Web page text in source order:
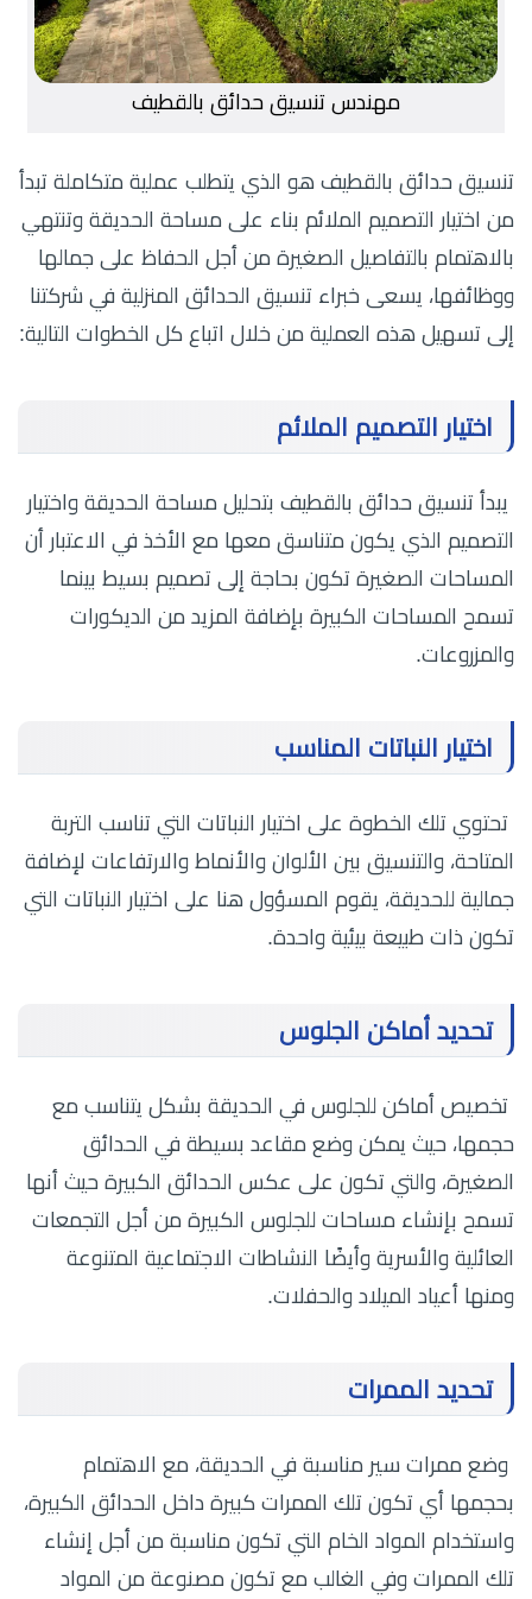
مهندس تنسيق حدائق بالقطيف
تنسيق حدائق بالقطيف هو الذي يتطلب عملية متكاملة تبدأ
من اختيار التصميم الملائم بناء على مساحة الحديقة وتنتهي
بالاهتمام بالتفاصيل الصغيرة من أجل الحفاظ على جمالها
ووظائفها، يسعى خبراء تنسيق الحدائق المنزلية في شركتنا
إلى تسهيل هذه العملية من خلال اتباع كل الخطوات التالية:
اختيار التصميم الملائم
يبدأ تنسيق حدائق بالقطيف بتحليل مساحة الحديقة واختيار
التصميم الذي يكون متناسق معها مع الأخذ في الاعتبار أن
المساحات الصغيرة تكون بحاجة إلى تصميم بسيط بينما
تسمح المساحات الكبيرة بإضافة المزيد من الديكورات
والمزروعات.
اختيار النباتات المناسب
تحتوي تلك الخطوة على اختيار النباتات التي تناسب التربة
المتاحة، والتنسيق بين الألوان والأنماط والارتفاعات لإضافة
جمالية للحديقة، يقوم المسؤول هنا على اختيار النباتات التي
تكون ذات طبيعة بيئية واحدة.
تحديد أماكن الجلوس
تخصيص أماكن للجلوس في الحديقة بشكل يتناسب مع
حجمها، حيث يمكن وضع مقاعد بسيطة في الحدائق
الصغيرة، والتي تكون على عكس الحدائق الكبيرة حيث أنها
تسمح بإنشاء مساحات للجلوس الكبيرة من أجل التجمعات
العائلية والأسرية وأيضًا النشاطات الاجتماعية المتنوعة
ومنها أعياد الميلاد والحفلات.
تحديد الممرات
وضع ممرات سير مناسبة في الحديقة، مع الاهتمام
بحجمها أي تكون تلك الممرات كبيرة داخل الحدائق الكبيرة،
واستخدام المواد الخام التي تكون مناسبة من أجل إنشاء
تلك الممرات وفي الغالب مع تكون مصنوعة من المواد